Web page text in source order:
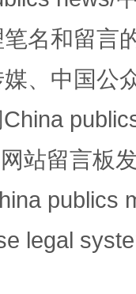
名和留言
、中国公
站留言板
publics
legal